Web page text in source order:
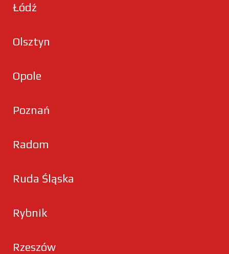
Łódź
Olsztyn
Opole
Poznań
Radom
Ruda Śląska
Rybnik
Rzeszów